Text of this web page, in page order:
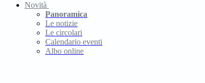
Novità
Panoramica
Le notizie
Le circolari
Calendario eventi
Albo online